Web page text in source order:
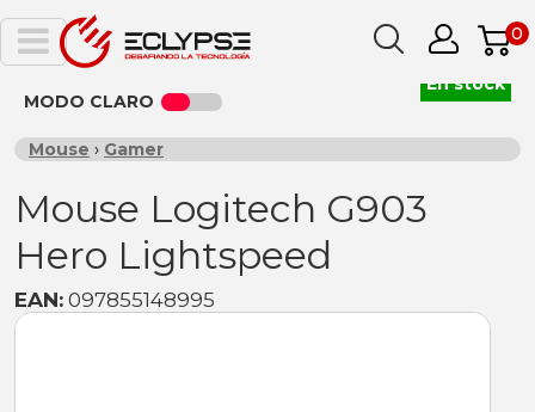
0
MODO CLARO
Mouse › Gamer
Mouse Logitech G903
Hero Lightspeed
EAN: 097855148995
En stock